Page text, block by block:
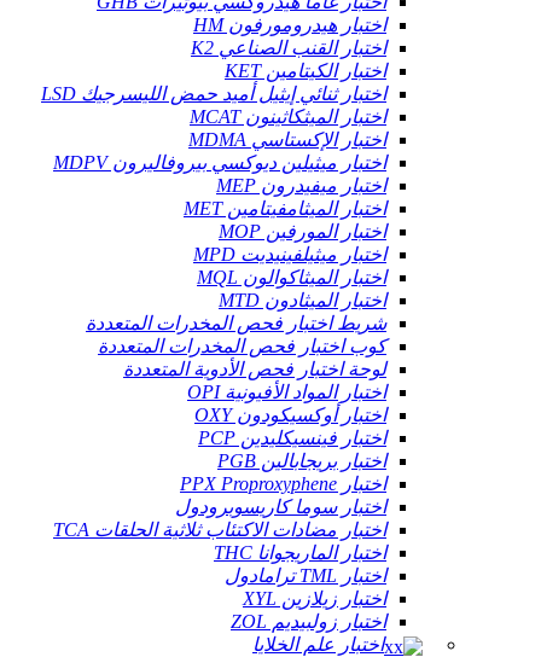
اختبار هيدرومورفون HM
اختبار القنب الصناعي K2
اختبار الكيتامين KET
اختبار ثنائي إيثيل أميد حمض الليسرجيك LSD
اختبار الميثكاثينون MCAT
اختبار الإكستاسي MDMA
اختبار ميثيلين ديوكسي بيروفاليرون MDPV
اختبار ميفيدرون MEP
اختبار الميثامفيتامين MET
اختبار المورفين MOP
اختبار ميثيلفينيديت MPD
اختبار الميثاكوالون MQL
اختبار الميثادون MTD
شريط اختبار فحص المخدرات المتعددة
كوب اختبار فحص المخدرات المتعددة
لوحة اختبار فحص الأدوية المتعددة
اختبار المواد الأفيونية OPI
اختبار أوكسيكودون OXY
اختبار فينسيكليدين PCP
اختبار بريجابالين PGB
اختبار PPX Proproxyphene
اختبار سوما كاريسوبرودول
اختبار مضادات الاكتئاب ثلاثية الحلقات TCA
اختبار الماريجوانا THC
اختبار TML ترامادول
اختبار زيلازين XYL
اختبار زولبيديم ZOL
اختبار علم الخلايا